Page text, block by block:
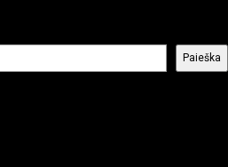
Paieška